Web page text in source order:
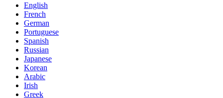
English
French
German
Portuguese
Spanish
Russian
Japanese
Korean
Arabic
Irish
Greek